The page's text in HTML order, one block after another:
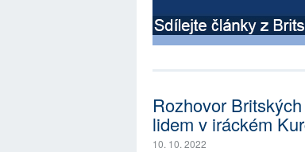
Rozhovor
lidem v iráckém
10. 10. 2022